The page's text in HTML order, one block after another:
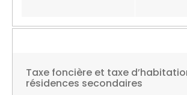
Taxe foncière et taxe
résidences secondaires